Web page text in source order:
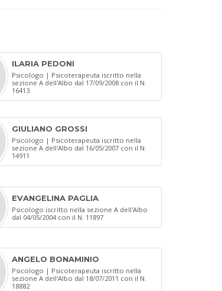
ILARIA PEDONI
Psicologo | Psicoterapeuta iscritto nella
sezione A dell'Albo dal 17/09/2008 con il N.
16413
GIULIANO GROSSI
Psicologo | Psicoterapeuta iscritto nella
sezione A dell'Albo dal 16/05/2007 con il N.
14911
EVANGELINA PAGLIA
Psicologo iscritto nella sezione A dell'Albo
dal 04/05/2004 con il N. 11897
ANGELO BONAMINIO
Psicologo | Psicoterapeuta iscritto nella
sezione A dell'Albo dal 18/07/2011 con il N.
18882